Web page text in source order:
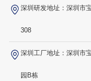
深圳研发地址：深圳市
308
深圳工厂地址：深圳市
园B栋